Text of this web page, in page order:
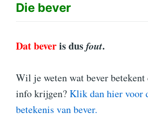
Die bever
Dat beveris dusfout.
Wil je weten wat bever betekent
info krijgen?Klik dan hier voor
betekenis van bever.